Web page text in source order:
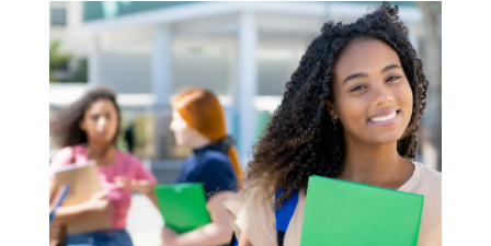
STAGE N°4